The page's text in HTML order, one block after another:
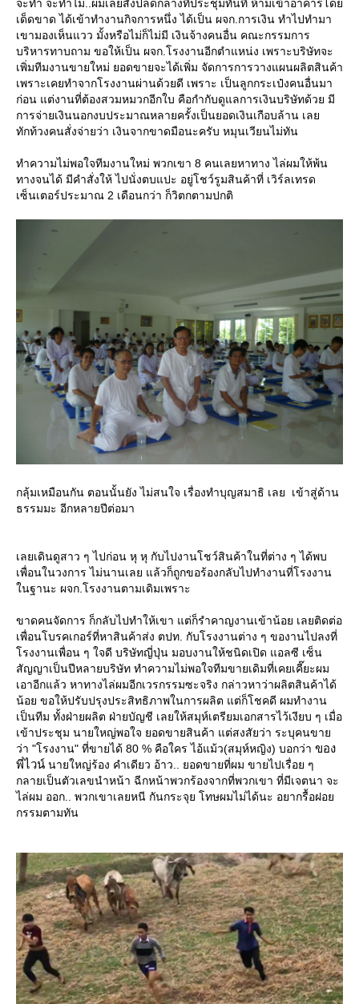
จะทำ จะทำไม..ผมเลยสั่งปลดกลางที่ประชุมทันที ห้ามเข้าอาคารโด
เด็ดขาด ได้เข้าทำงานกิจการหนึ่ง ได้เป็น ผจก.การเงิน ทำไปทำมา
เขามองเห็นแวว มั้งหรือไม่ก็ไม่มี เงินจ้างคนอื่น คณะกรรมการ
บริหารทาบถาม ขอให้เป็น ผจก.โรงงานอีกตำแหน่ง เพราะบริษัทจะ
เพิ่มทีมงานขายใหม่ ยอดขายจะได้เพิ่ม จัดการการวางแผนผลิตสินค้า
เพราะเคยทำจากโรงงานผ่านด้วยดี เพราะ เป็นลูกกระเป๋งคนอื่นมา
ก่อน แต่งานที่ต้องสวมหมวกอีกใบ คือกำกับดูแลการเงินบริษัทด้วย มี
การจ่ายเงินนอกงบประมาณหลายครั้งเป็นยอดเงินเกือบล้าน เล
ทักท้วงคนสั่งจ่ายว่า เงินจากขาดมือนะครับ หมุนเวียนไม่ทัน
ทำความไม่พอใจทีมงานใหม่ พวกเขา 8 คนเลยหาทาง ไล่ผมให้พ้น
ทางจนได้ มีคำสั่งให้ ไปนั่งตบแปะ อยู่โชว์รูมสินค้าที่ เวิร์ลเทรด
เซ็นเตอร์ประมาณ 2 เดือนกว่า ก็วิตกตามปกติ
กลุ้มเหมือนกัน ตอนนั้นยัง ไม่สนใจ เรื่องทำบุญสมาธิ เลย เข้าสู่ด้าน
ธรรมมะ อีกหลายปีต่อมา
เลยเดินดูสาว ๆ ไปก่อน หุ หุ กับไปงานโชว์สินค้าในที่ต่าง ๆ ได้พบ
เพื่อนในวงการ ไม่นานเลย แล้วก็ถูกขอร้องกลับไปทำงานที่โรงงาน
นฐานะ ผจก.โรงงานตามเดิมเพราะ
ขาดคนจัดการ ก็กลับไปทำให้เขา แต่ก็รำคาญงานเข้าน้อย เลยติดต่อ
เพื่อนโบรคเกอร์ที่หาสินค้าส่ง ตปท. กับโรงงานต่าง ๆ ของานไปลงที่
รงงานเพื่อน ๆ ใจดี บริษัทญี่ปุ่น มอบงานให้ชนิดเปิด แอลซี เซ็น
สัญญาเป็นปีหลายบริษัท ทำความไม่พอใจทีมขายเดิมที่เคยเคี๊ยะผม
เอาอีกแล้ว หาทางไล่ผมอีกเวรกรรมซะจริง กล่าวหาว่าผลิตสินค้าได้
น้อย ขอให้ปรับปรุงประสิทธิภาพในการผลิต แต่ก็โชคดี ผมทำงาน
เป็นทีม ทั้งฝ่ายผลิต ฝ่ายบัญชี เลยให้สมุห์เตรียมเอกสารไว้เงียบ ๆ เมื่อ
เข้าประชุม นายใหญ่พอใจ ยอดขายสินค้า แต่สงสัยว่า ระบุคนขา
ว่า "โรงงาน" ที่ขายได้ 80 % คือใคร ไอ้แม้ว(สมุห์หญิง) บอกว่า ของ
พี่ไวน์ นายใหญ่ร้อง คำเดียว อ้าว.. ยอดขายที่ผม ขายไปเรื่อย ๆ
กลายเป็นตัวเลขนำหน้า ฉีกหน้าพวกร้องจากที่พวกเขา ที่มีเจตนา จะ
ไล่ผม ออก.. พวกเขาเลยหนี กันกระจุย โทษผมไม่ได้นะ อยากรื้อฝอ
กรรมตามทัน